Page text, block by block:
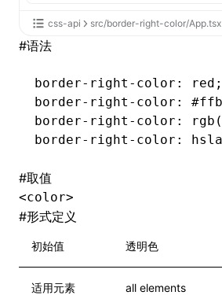
css-api src/border-right-color/App.tsx
#语法
border-right-color : red;
border-right-color :
border-right-color :
border-right-color :
#取值
<color>
#形式定义
初始值 透明色
适用元素 all elements